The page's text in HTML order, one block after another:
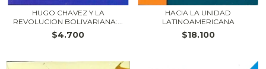
HUGO CHAVEZ Y LA
REVOLUCION BOLIVARIANA:...
$4.700
HACIA LA UNIDAD
LATINOAMERICANA
$18.100